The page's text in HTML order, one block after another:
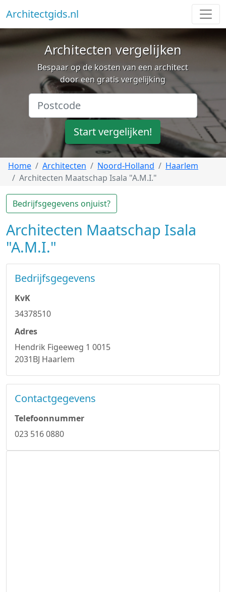
Architectgids.nl
Architecten vergelijken
Bespaar op de kosten van een architect
door een gratis vergelijking
Start vergelijken!
Home Architecten Noord-Holland
Haarlem
Architecten Maatschap Isala "A.M.I."
Bedrijfsgegevens onjuist?
Architecten Maatschap Isala
"A.M.I."
Bedrijfsgegevens
KvK
34378510
Adres
Hendrik Figeeweg 1 0015
2031BJ Haarlem
Contactgegevens
Telefoonnummer
023 516 0880